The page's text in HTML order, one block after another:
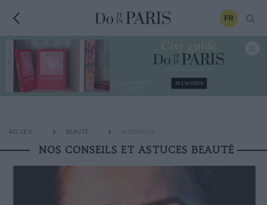
FR
ACCUEIL BEAUTÉ HISTORIQUE
NOS CONSEILS ET ASTUCES BEAUTÉ